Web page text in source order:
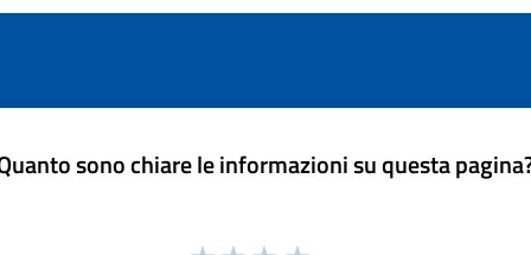
sono chiare le informazioni su questa